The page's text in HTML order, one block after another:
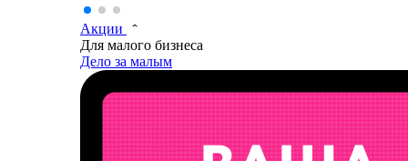
Акции
Для малого бизнеса
Дело за малым